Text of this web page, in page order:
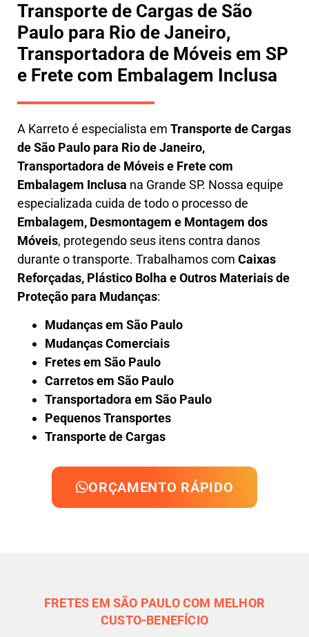
Transporte de Cargas de São
Paulo para Rio de Janeiro,
Transportadora de Móveis em SP
e Frete com Embalagem Inclusa
A Karretoé especialista em Transporte de Cargas
de São Paulo para Rio de Janeiro,
Transportadora de Móveis e Frete com
Embalagem Inclusa na Grande SP. Nossa equipe
especializada cuida de todo o processo de
Embalagem, Desmontagem e Montagem dos
Móveis, protegendo seus itens contra danos
durante o transporte. Trabalhamos com Caixas
Reforçadas, Plástico Bolha e Outros Materiais de
Proteção para Mudanças:
Mudanças em São Paulo
Mudanças Comerciais
Fretes em São Paulo
Carretos em São Paulo
Transportadora em São Paulo
Pequenos Transportes
Transporte de Cargas
ORÇAMENTO RÁPIDO
FRETES EM SÃO PAULO COM MELHOR
CUSTO-BENEFÍCIO